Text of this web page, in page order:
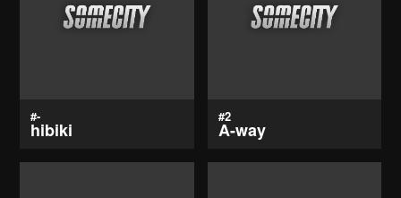
#-
hibiki
#2
A-way